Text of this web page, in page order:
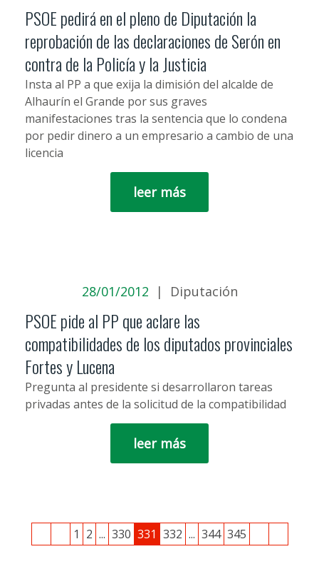
PSOE pedirá en el pleno de Diputación la
reprobación de las declaraciones de Serón en
contra de la Policía y la Justicia
Insta al PP a que exija la dimisión del alcalde de
Alhaurín el Grande por sus graves
manifestaciones tras la sentencia que lo condena
por pedir dinero a un empresario a cambio de una
licencia
leer más
28/01/2012 | Diputación
PSOE pide al PP que aclare las
compatibilidades de los diputados provinciales
Fortes y Lucena
Pregunta al presidente si desarrollaron tareas
privadas antes de la solicitud de la compatibilidad
leer más
1 2 ... 330 331 332 ... 344 345